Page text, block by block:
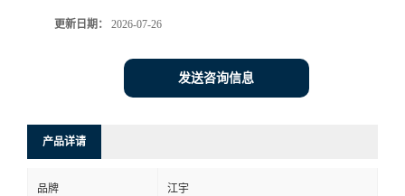
更新日期： 2026-07-26
发送咨询信息
产品详请
品牌 江宇